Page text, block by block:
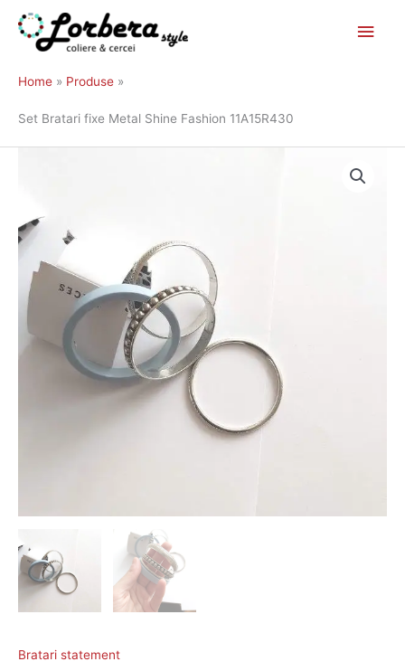
Skip
content
Home Produse
Set Bratari fixe Metal Shine Fashion 11A15R430
Bratari statement